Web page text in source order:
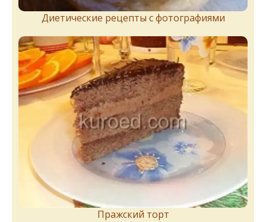
Диетические рецепты с фотографиями
Пражский торт